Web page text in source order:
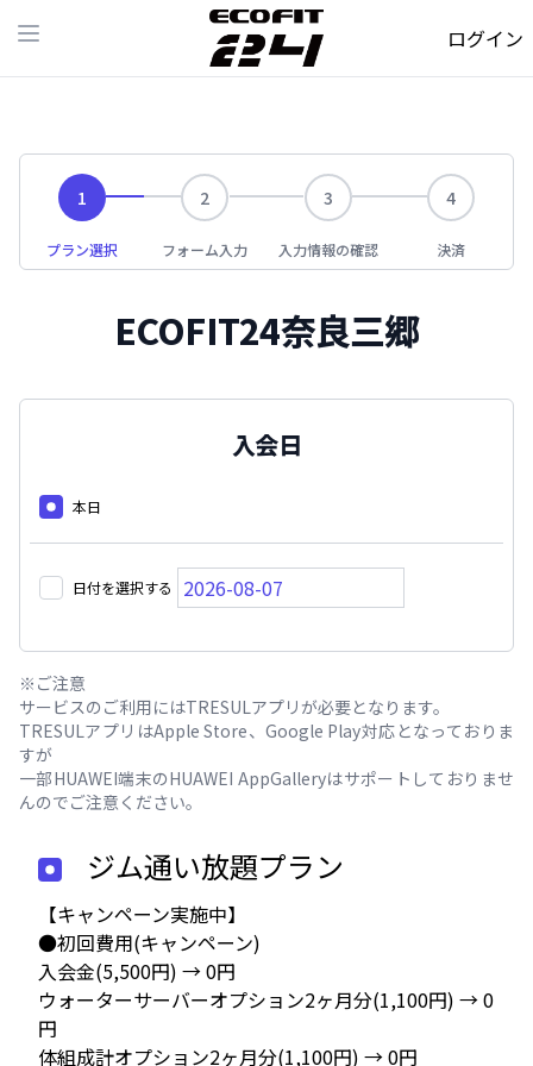
Open main menu ログイン
1
プラン選択
2
フォーム入力
3
入力情報の確認
4
決済
ECOFIT24奈良三郷
入会日
本日
日付を選択する
※ご注意
サービスのご利用にはTRESULアプリが必要となります。
TRESULアプリはApple Store、Google Play対応となっておりま
すが
一部HUAWEI端末のHUAWEI AppGalleryはサポートしておりませ
んのでご注意ください。
ジム通い放題プラン
【キャンペーン実施中】
●初回費用(キャンペーン)
入会金(5,500円) → 0円
ウォーターサーバーオプション2ヶ月分(1,100円) → 0
円
体組成計オプション2ヶ月分(1,100円) → 0円